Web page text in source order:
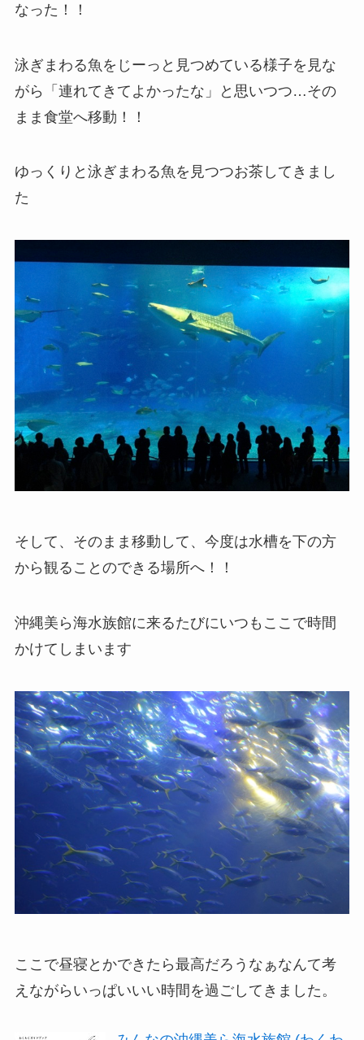
なった！！
泳ぎまわる魚をじーっと見つめている様子を見な
がら「連れてきてよかったな」と思いつつ…その
まま食堂へ移動！！
ゆっくりと泳ぎまわる魚を見つつお茶してきまし
た
そして、そのまま移動して、今度は水槽を下の方
から観ることのできる場所へ！！
沖縄美ら海水族館に来るたびにいつもここで時間
かけてしまいます
ここで昼寝とかできたら最高だろうなぁなんて考
えながらいっぱいいい時間を過ごしてきました。